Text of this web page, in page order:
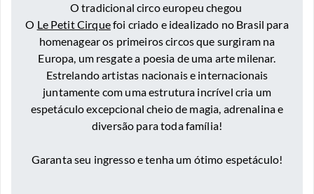
O tradicional circo europeu chegou
O Le Petit Cirquefoi criado e idealizado no Brasil para
homenagear os primeiros circos que surgiram na
Europa, um resgate a poesia de uma arte milenar.
Estrelando artistas nacionais e internacionais
juntamente com uma estrutura incrível cria um
espetáculo excepcional cheio de magia, adrenalina e
diversão para toda família!
Garanta seu ingresso e tenha um ótimo espetáculo!